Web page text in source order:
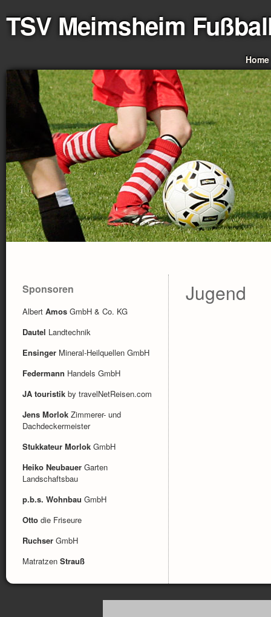
TSV Meimsheim
Home
Sponsoren
Albert Amos GmbH & Co. KG
Dautel Landtechnik
Ensinger Mineral-Heilquellen GmbH
Federmann Handels GmbH
JA touristik by travelNetReisen.com
Jens Morlok Zimmerer- und
Dachdeckermeister
Stukkateur Morlok GmbH
Heiko Neubauer Garten
Landschaftsbau
p.b.s. Wohnbau GmbH
Otto die Friseure
Ruchser GmbH
Matratzen Strauß
Jugend